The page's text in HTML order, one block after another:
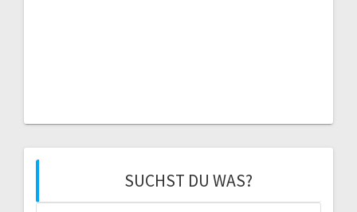
SUCHST DU WAS?